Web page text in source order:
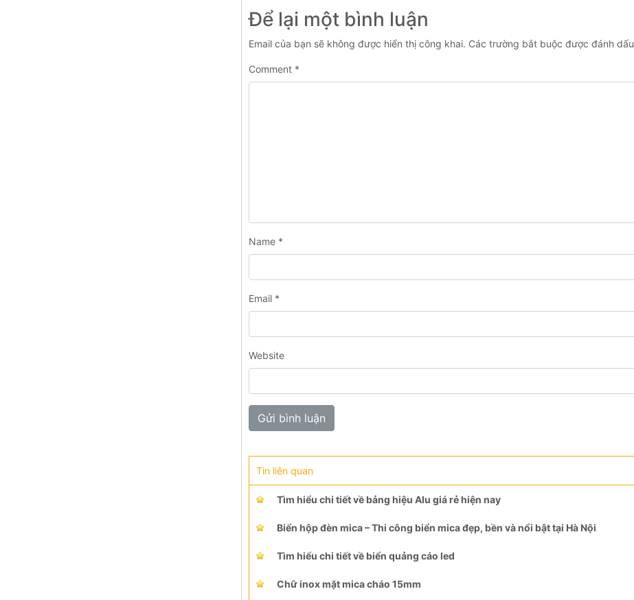
Để lại một bình luận
Email của bạn sẽ không được hiển thị công khai. Các trường bắt buộc được đánh dấu
Comment *
Name *
Email *
Website
Tin liên quan
Tìm hiểu chi tiết về bảng hiệu Alu giá rẻ hiện nay
Biển hộp đèn mica – Thi công biển mica đẹp, bền và nổi bật tại Hà Nội
Tìm hiểu chi tiết về biển quảng cáo led
Chữ inox mặt mica cháo 15mm